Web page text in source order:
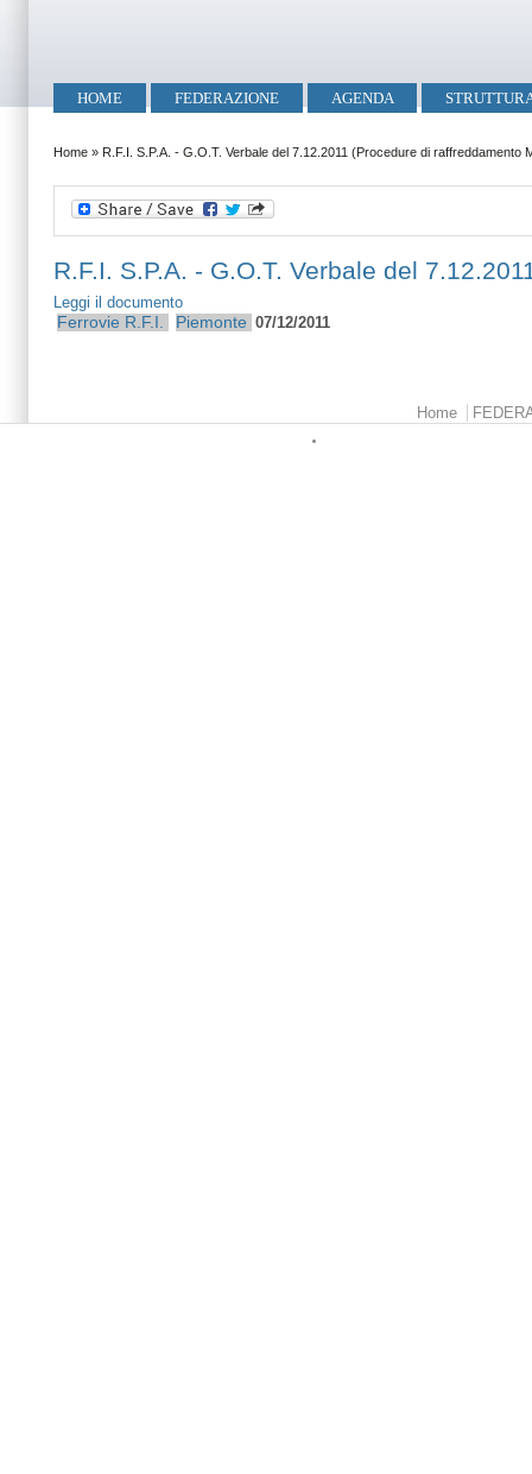
Menu principale
HOME FEDERAZIONE AGENDA
Tu sei qui
Home » R.F.I. S.P.A. - G.O.T. Verbale del 7.12.2011 (Procedure di raffreddamento
R.F.I. S.P.A. - G.O.T. Verbale del
Leggi il documento
Ferrovie R.F.I. Piemonte 07/12/2011
Home